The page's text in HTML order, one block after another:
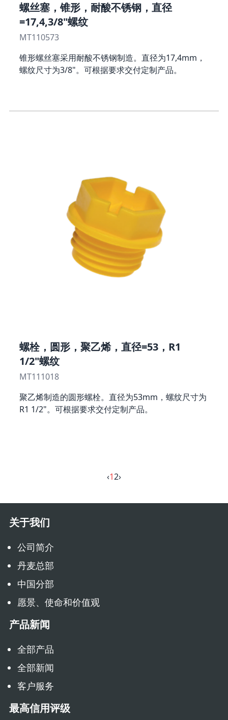
螺丝塞，锥形，耐酸不锈钢，直径
=17,4,3/8"螺纹
MT110573
锥形螺丝塞采用耐酸不锈钢制造。直径为17,4mm，
螺纹尺寸为3/8"。可根据要求交付定制产品。
螺栓，圆形，聚乙烯，直径=53，R1
1/2"螺纹
MT111018
聚乙烯制造的圆形螺栓。直径为53mm，螺纹尺寸为
R1 1/2"。可根据要求交付定制产品。
‹12›
关于我们
公司简介
丹麦总部
中国分部
愿景、使命和价值观
产品新闻
全部产品
全部新闻
客户服务
最高信用评级